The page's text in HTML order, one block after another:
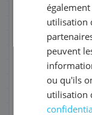
FRÉQUENCE
QUANTITÉ
DATE DE
utilisation
peuvent
ou qu'ils
utilisation